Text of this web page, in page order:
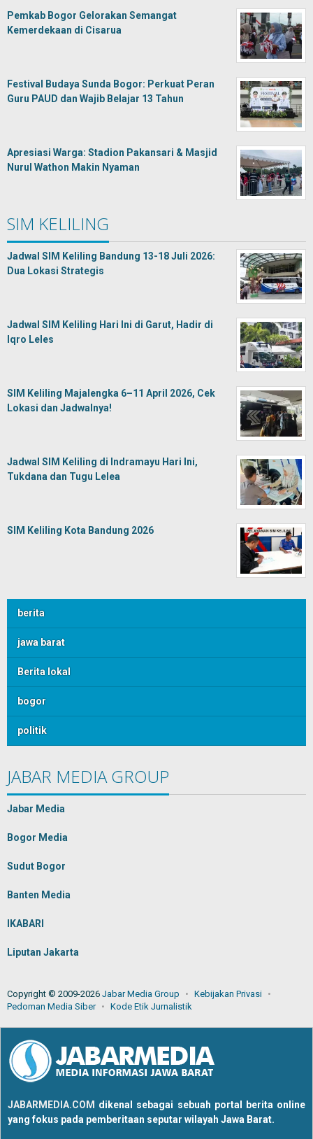
Pemkab Bogor Gelorakan Semangat
Kemerdekaan di Cisarua
Festival Budaya Sunda Bogor: Perkuat Peran
Guru PAUD dan Wajib Belajar 13 Tahun
Apresiasi Warga: Stadion Pakansari & Masjid
Nurul Wathon Makin Nyaman
SIM KELILING
Jadwal SIM Keliling Bandung 13-18 Juli 2026:
Dua Lokasi Strategis
Jadwal SIM Keliling Hari Ini di Garut, Hadir di
Iqro Leles
SIM Keliling Majalengka 6–11 April 2026, Cek
Lokasi dan Jadwalnya!
Jadwal SIM Keliling di Indramayu Hari Ini,
Tukdana dan Tugu Lelea
SIM Keliling Kota Bandung 2026
berita
jawa barat
Berita lokal
bogor
politik
JABAR MEDIA GROUP
Jabar Media
Bogor Media
Sudut Bogor
Banten Media
IKABARI
Liputan Jakarta
Copyright © 2009-2026 Jabar Media Group
Kebijakan Privasi
Pedoman Media Siber
Kode Etik Jurnalistik
JABARMEDIA.COM dikenal sebagai sebuah portal berita online
yang fokus pada pemberitaan seputar wilayah Jawa Barat.